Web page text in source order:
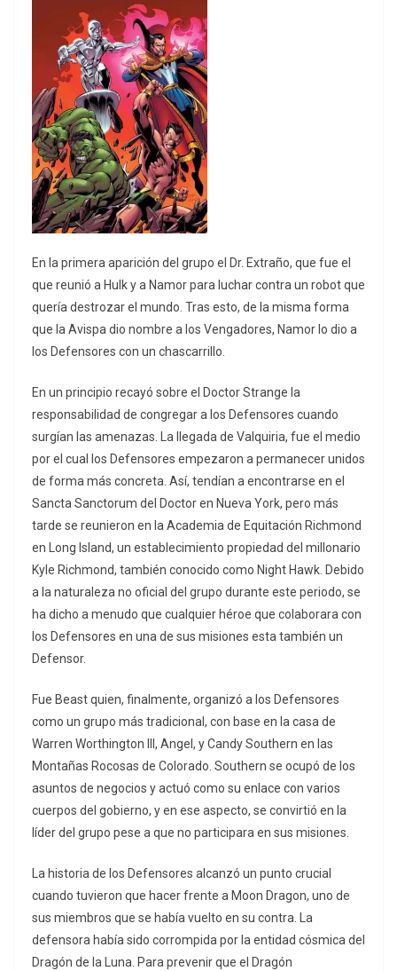
En la primera aparición del grupo el Dr. Extraño, que fue el
que reunió a Hulk y a Namor para luchar contra un robot que
quería destrozar el mundo. Tras esto, de la misma forma
que la Avispa dio nombre a los Vengadores, Namor lo dio a
los Defensores con un chascarrillo.
En un principio recayó sobre el Doctor Strange la
responsabilidad de congregar a los Defensores cuando
surgían las amenazas. La llegada de Valquiria, fue el medio
por el cual los Defensores empezaron a permanecer unidos
de forma más concreta. Así, tendían a encontrarse en el
Sancta Sanctorum del Doctor en Nueva York, pero más
tarde se reunieron en la Academia de Equitación Richmond
en Long Island, un establecimiento propiedad del millonario
Kyle Richmond, también conocido como Night Hawk. Debido
a la naturaleza no oficial del grupo durante este periodo, se
ha dicho a menudo que cualquier héroe que colaborara con
los Defensores en una de sus misiones esta también un
Defensor.
Fue Beast quien, finalmente, organizó a los Defensores
como un grupo más tradicional, con base en la casa de
Warren Worthington III, Angel, y Candy Southern en las
Montañas Rocosas de Colorado. Southern se ocupó de los
asuntos de negocios y actuó como su enlace con varios
cuerpos del gobierno, y en ese aspecto, se convirtió en la
líder del grupo pese a que no participara en sus misiones.
La historia de los Defensores alcanzó un punto crucial
cuando tuvieron que hacer frente a Moon Dragon, uno de
sus miembros que se había vuelto en su contra. La
defensora había sido corrompida por la entidad cósmica del
Dragón de la Luna. Para prevenir que el Dragón